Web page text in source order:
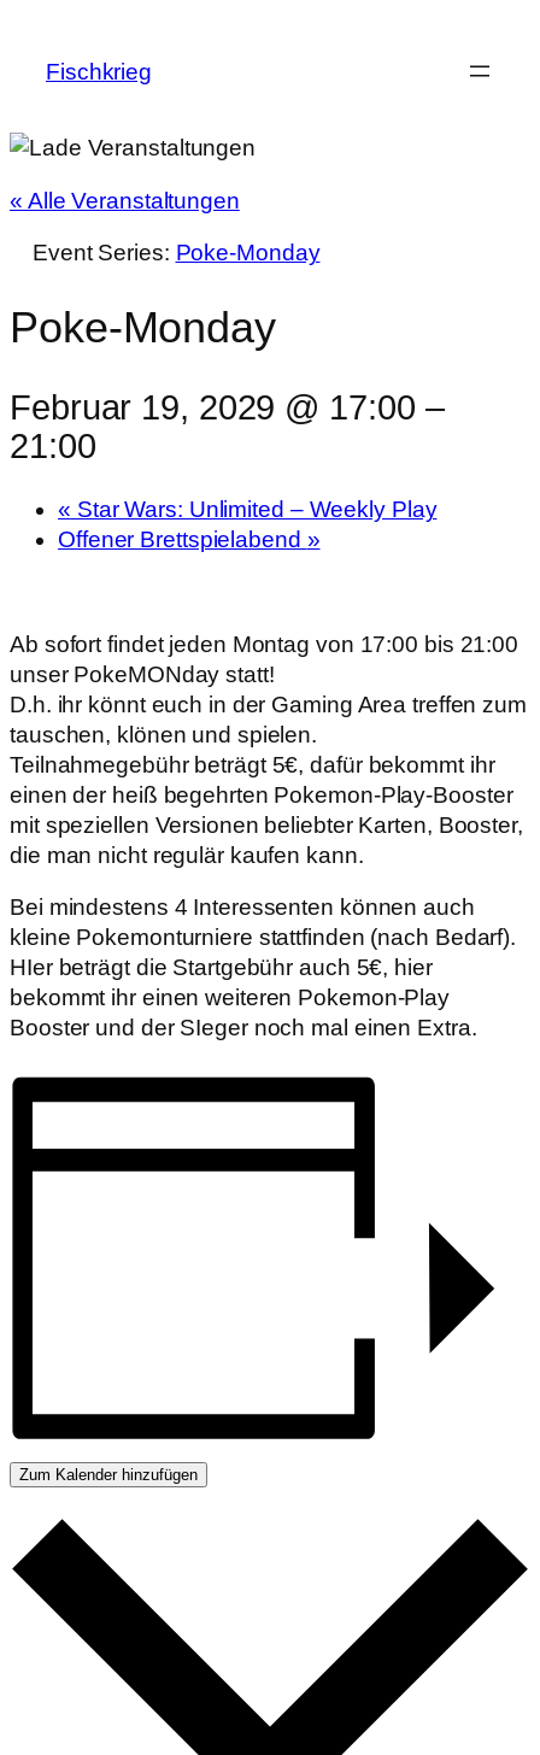
Fischkrieg
« Alle Veranstaltungen
Event Series: Poke-Monday
Poke-Monday
Februar 19, 2029 @ 17:00 –
21:00
« Star Wars: Unlimited – Weekly Play
Offener Brettspielabend »
Ab sofort findet jeden Montag von 17:00 bis 21:00
unser PokeMONday statt!
D.h. ihr könnt euch in der Gaming Area treffen zum
tauschen, klönen und spielen.
Teilnahmegebühr beträgt 5€, dafür bekommt ihr
einen der heiß begehrten Pokemon-Play-Booster
mit speziellen Versionen beliebter Karten, Booster,
die man nicht regulär kaufen kann.
Bei mindestens 4 Interessenten können auch
kleine Pokemonturniere stattfinden (nach Bedarf).
HIer beträgt die Startgebühr auch 5€, hier
bekommt ihr einen weiteren Pokemon-Play
Booster und der SIeger noch mal einen Extra.
Zum Kalender hinzufügen